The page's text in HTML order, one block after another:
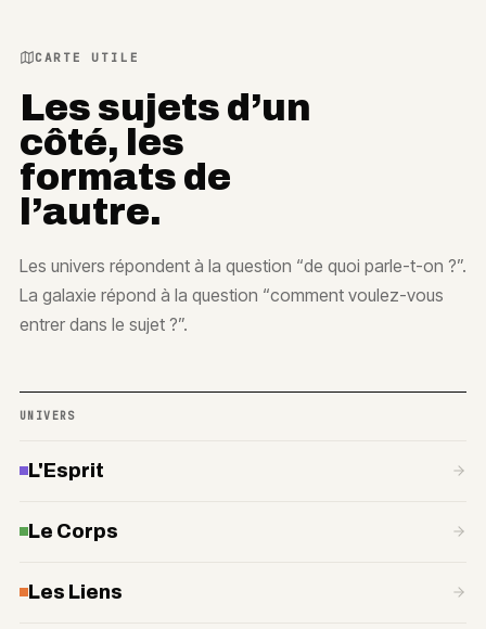
CARTE UTILE
Les sujets d’un
côté, les
formats de
l’autre.
Les univers répondent à la question “de quoi parle-t-on ?”.
La galaxie répond à la question “comment voulez-vous
entrer dans le sujet ?”.
UNIVERS
L'Esprit
Le Corps
Les Liens